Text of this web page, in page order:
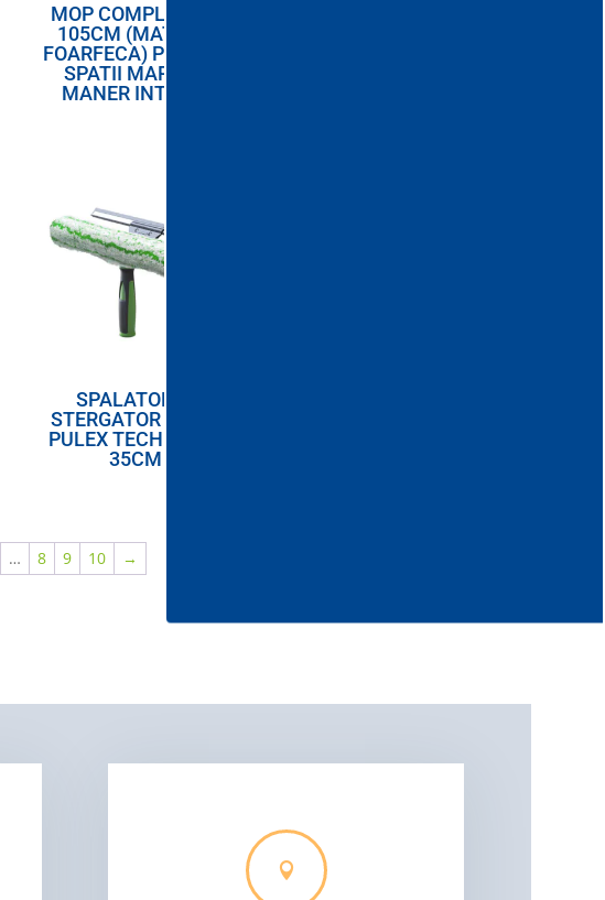
MOP COMPLET „V„
105CM (MATURA
FOARFECA) PENTRU
SPATII MARI CU
MANER INTARIT
SPALATOR SI
STERGATOR GEAM
PULEX TECHNIDUO
35CM
… 8 9 10 →
